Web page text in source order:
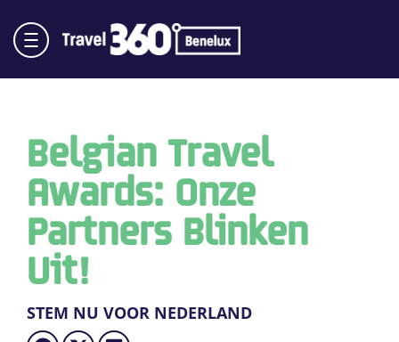
Belgian Travel
Awards: Onze
Partners Blinken
Uit!
STEM NU VOOR NEDERLAND